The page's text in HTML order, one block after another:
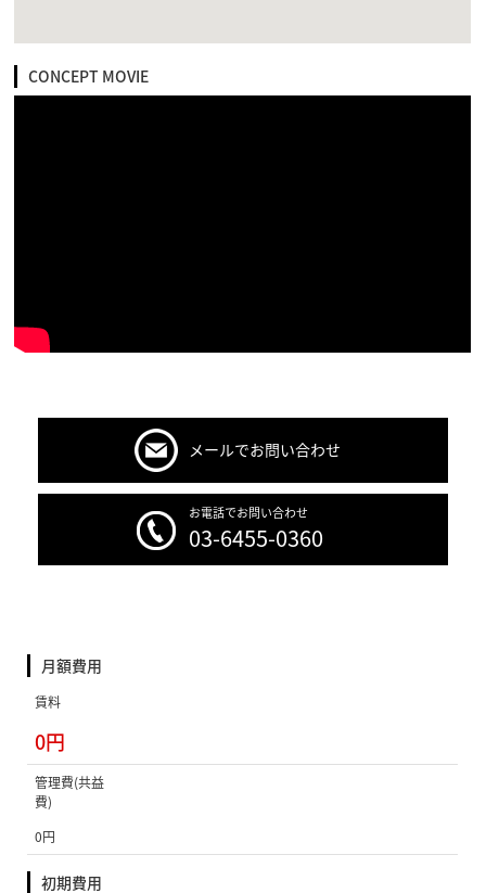
CONCEPT MOVIE
メールでお問い合わせ
お電話でお問い合わせ
03-6455-0360
月額費用
賃料
0円
管理費(共益
費)
0円
初期費用